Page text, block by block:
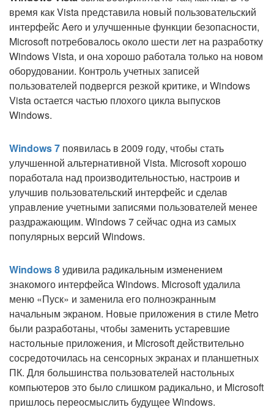
время как Vista представила новый пользовательский
интерфейс Aero и улучшенные функции безопасности,
Microsoft потребовалось около шести лет на разработку
Windows Vista, и она хорошо работала только на новом
оборудовании. Контроль учетных записей
пользователей подвергся резкой критике, и Windows
Vista остается частью плохого цикла выпусков
Windows.
Windows 7 появилась в 2009 году, чтобы стать
улучшенной альтернативной Vista. Microsoft хорошо
поработала над производительностью, настроив и
улучшив пользовательский интерфейс и сделав
управление учетными записями пользователей менее
раздражающим. Windows 7 сейчас одна из самых
популярных версий Windows.
Windows 8удивила радикальным изменением
знакомого интерфейса Windows. Microsoft удалила
меню «Пуск» и заменила его полноэкранным
начальным экраном. Новые приложения в стиле Metro
были разработаны, чтобы заменить устаревшие
настольные приложения, и Microsoft действительно
сосредоточилась на сенсорных экранах и планшетных
ПК. Для большинства пользователей настольных
компьютеров это было слишком радикально, и Microsoft
пришлось переосмыслить будущее Windows.